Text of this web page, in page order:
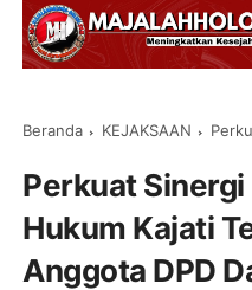
Beranda KEJAKSAAN Perkuat
Perkuat
Hukum Kajati
Anggota DPD